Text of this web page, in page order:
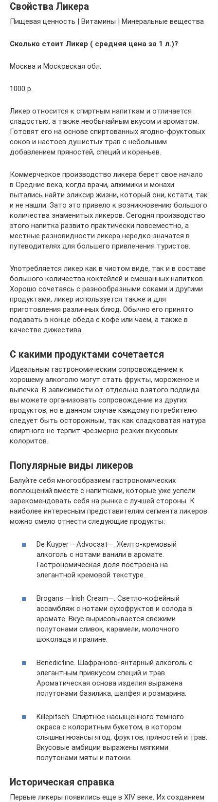
Свойства Ликера
Пищевая ценность | Витамины | Минеральные вещества
Сколько стоит Ликер ( средняя цена за 1 л.)?
Москва и Московская обл.
1000 р.
Ликер относится к спиртным напиткам и отличается
сладостью, а также необычайным вкусом и ароматом.
Готовят его на основе спиртованных ягодно-фруктовых
соков и настоев душистых трав с небольшим
добавлением пряностей, специй и кореньев.
Коммерческое производство ликера берет свое начало
в Средние века, когда врачи, алхимики и монахи
пытались найти эликсир жизни, который они, кстати, так
и не нашли. Зато это привело к возникновению большого
количества знаменитых ликеров. Сегодня производство
этого напитка развито практически повсеместно, а
местные разновидности ликера нередко значатся в
путеводителях для большего привлечения туристов.
Употребляется ликер как в чистом виде, так и в составе
большого количества коктейлей и смешанных напитков.
Хорошо сочетаясь с разнообразными соками и другими
продуктами, ликер используется также и для
приготовления различных блюд. Обычно его принято
подавать в конце обеда с кофе или чаем, а также в
качестве дижестива.
С какими продуктами сочетается
Идеальным гастрономическим сопровождением к
хорошему алкоголю могут стать фрукты, мороженое и
выпечка. В зависимости от отдельно взятого подвида
вы можете организовать сопровождение из других
продуктов, но в данном случае каждому потребителю
следует быть осторожным, так как сладковатая натура
спиртного не терпит чрезмерно резких вкусовых
колоритов.
Популярные виды ликеров
Балуйте себя многообразием гастрономических
воплощений вместе с напитками, которые уже успели
зарекомендовать себя на рынке с лучшей стороны. К
наиболее интересным представителям сегмента ликеров
можно смело отнести следующие продукты:
De Kuyper —Advocaat—. Желто-кремовый
алкоголь с нотами ванили в аромате.
Гастрономическая доля построена на
элегантной кремовой текстуре.
Brogans —Irish Cream—. Светло-кофейный
ассамбляж с нотами сухофруктов и солода в
аромате. Вкус вырисовывается свежими
полутонами сливок, карамели, молочного
шоколада и пралине.
Benedictine. Шафраново-янтарный алкоголь с
элегантным привкусом специй и трав.
Ароматическая основа изделия выражена
полутонами базилика, шалфея и розмарина.
Killepitsch. Спиртное насыщенного темного
окраса с колоритным букетом, в котором
слышны нюансы ягод, фруктов, пряностей и трав.
Вкусовые амбиции выражены мягкими
полутонами мяты и патоки.
Историческая справка
Первые ликеры появились еще в XIV веке. Их созданием